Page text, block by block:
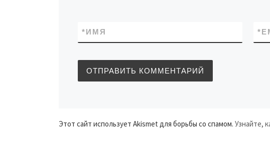
ИМЯ
* *
Этот сайт использует Akismet для борьбы со спамом. Узнайте,